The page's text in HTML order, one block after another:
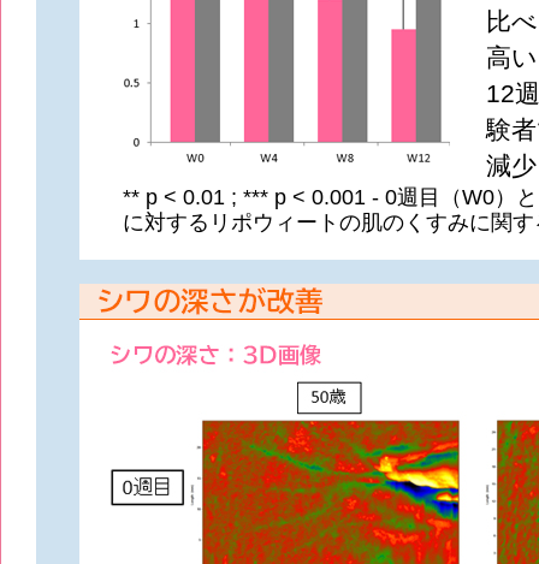
比
高
12
験
減
** p < 0.01 ; *** p < 0.001 - 0週目（W0）
に対するリポウィートの肌のくすみに関